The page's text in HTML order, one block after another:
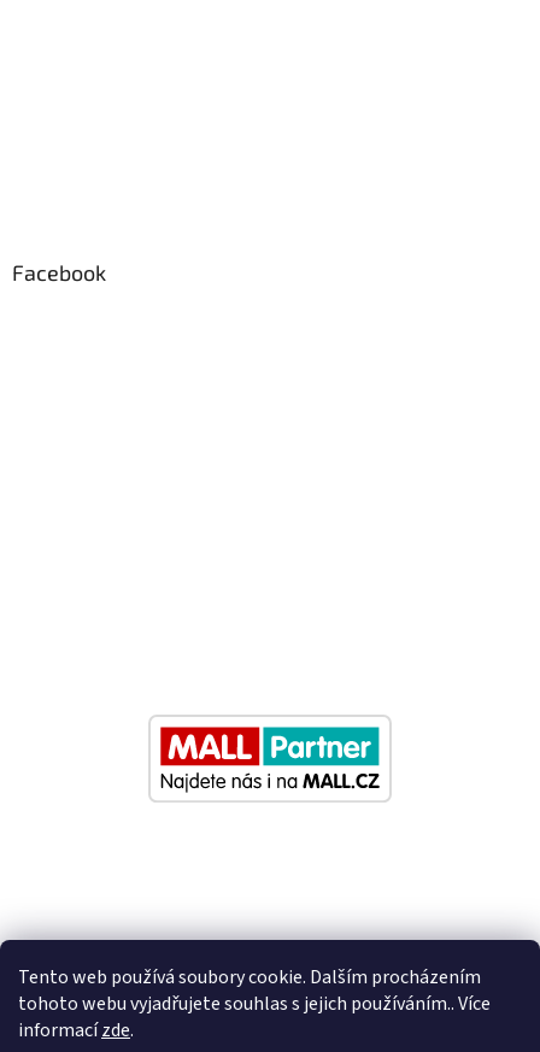
Tento web používá soubory cookie. Dalším procházením
tohoto webu vyjadřujete souhlas s jejich používáním.. Více
informacízde.
Facebook